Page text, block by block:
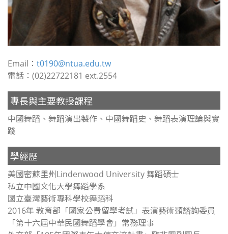
Email： t0190@ntua.edu.tw
電話：(02)22722181 ext.2554
專長與主要教授課程
中國舞蹈、舞蹈演出製作、中國舞蹈史、舞蹈表演理論與實
踐
學經歷
美國密蘇里州Lindenwood University 舞蹈碩士
私立中國文化大學舞蹈學系
國立臺灣藝術專科學校舞蹈科
2016年 教育部「國家公費留學考試」表演藝術類諮詢委員
「第十六屆中華民國舞蹈學會」常務理事